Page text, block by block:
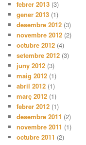
febrer 2013 (3)
gener 2013 (1)
desembre 2012 (3)
novembre 2012 (2)
octubre 2012 (4)
setembre 2012 (3)
juny 2012 (3)
maig 2012 (1)
abril 2012 (1)
març 2012 (1)
febrer 2012 (1)
desembre 2011 (2)
novembre 2011 (1)
octubre 2011 (2)